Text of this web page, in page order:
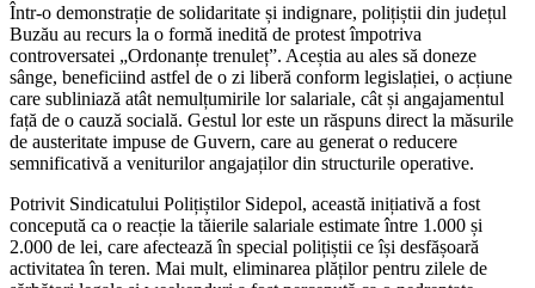
Într-o demonstrație de solidaritate și indignare, polițiștii din județul
Buzău au recurs la o formă inedită de protest împotriva
controversatei „Ordonanțe trenuleț”. Aceștia au ales să doneze
sânge, beneficiind astfel de o zi liberă conform legislației, o acțiune
care subliniază atât nemulțumirile lor salariale, cât și angajamentul
față de o cauză socială. Gestul lor este un răspuns direct la măsurile
de austeritate impuse de Guvern, care au generat o reducere
semnificativă a veniturilor angajaților din structurile operative.
Potrivit Sindicatului Polițiștilor Sidepol, această inițiativă a fost
concepută ca o reacție la tăierile salariale estimate între 1.000 și
2.000 de lei, care afectează în special polițiștii ce își desfășoară
activitatea în teren. Mai mult, eliminarea plăților pentru zilele de